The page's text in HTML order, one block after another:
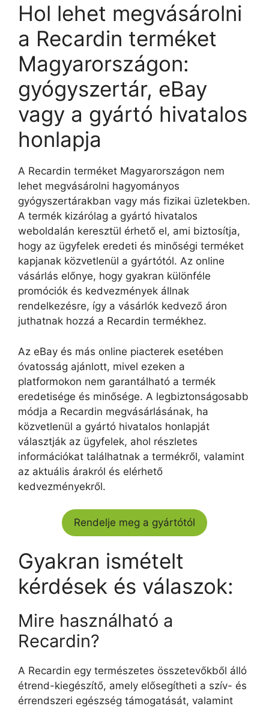
Hol lehet megvásárolni
a Recardin terméket
Magyarországon:
gyógyszertár, eBay
vagy a gyártó hivatalos
honlapja
A Recardin terméket Magyarországon nem
lehet megvásárolni hagyományos
gyógyszertárakban vagy más fizikai üzletekben.
A termék kizárólag a gyártó hivatalos
weboldalán keresztül érhető el, ami biztosítja,
hogy az ügyfelek eredeti és minőségi terméket
kapjanak közvetlenül a gyártótól. Az online
vásárlás előnye, hogy gyakran különféle
promóciók és kedvezmények állnak
rendelkezésre, így a vásárlók kedvező áron
juthatnak hozzá a Recardin termékhez.
Az eBay és más online piacterek esetében
óvatosság ajánlott, mivel ezeken a
platformokon nem garantálható a termék
eredetisége és minősége. A legbiztonságosabb
módja a Recardin megvásárlásának, ha
közvetlenül a gyártó hivatalos honlapját
választják az ügyfelek, ahol részletes
információkat találhatnak a termékről, valamint
az aktuális árakról és elérhető
kedvezményekről.
Rendelje meg a gyártótól
Gyakran ismételt
kérdések és válaszok:
Mire használható a
Recardin?
A Recardin egy természetes összetevőkből álló
étrend-kiegészítő, amely elősegítheti a szív- és
érrendszeri egészség támogatását, valamint